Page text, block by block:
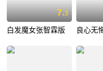
7.3
白发魔女张智霖版 良心无